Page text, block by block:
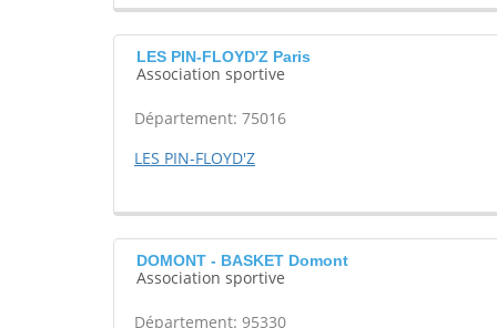
LES PIN-FLOYD'Z Paris
Association sportive
Département: 75016
LES PIN-FLOYD'Z
DOMONT - BASKET Domont
Association sportive
Département: 95330